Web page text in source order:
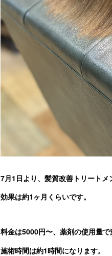
7月1日より、髪質改善トリートメ
効果は約1ヶ月くらいです。
料金は5000円〜、薬剤の使用量で
施術時間は約1時間になります。